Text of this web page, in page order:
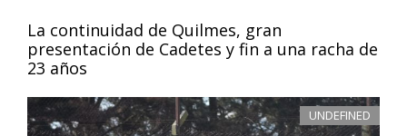
La continuidad de Quilmes, gran
presentación de Cadetes y fin a una racha de
23 años
UNDEFINED